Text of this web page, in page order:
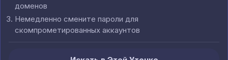
доменов
Немедленно смените пароли для
скомпрометированных аккаунтов